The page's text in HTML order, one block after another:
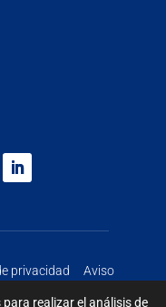
privacidad
Aviso
realizar el análisis de